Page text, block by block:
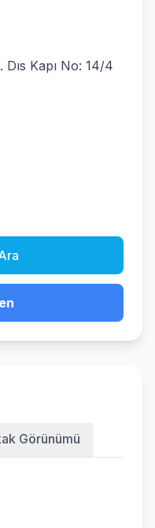
Dıs Kapı No: 14/4
Görünümü